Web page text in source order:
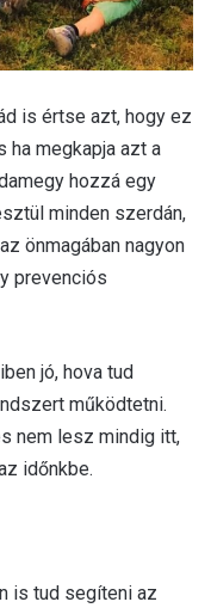
is értse azt, hogy ez
ha megkapja azt a
hozzá egy
minden szerdán,
önmagában nagyon
prevenciós
jó, hova tud
működtetni.
nem lesz mindig itt,
időnkbe.
is tud segíteni az